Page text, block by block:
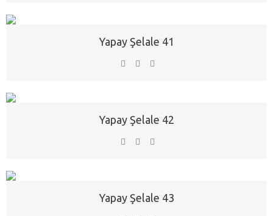
Yapay Şelale 41
Yapay Şelale 42
Yapay Şelale 43